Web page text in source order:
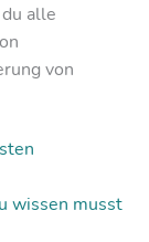
alle
von
wissen musst